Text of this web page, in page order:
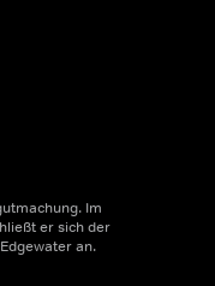
Im
er sich der
an.